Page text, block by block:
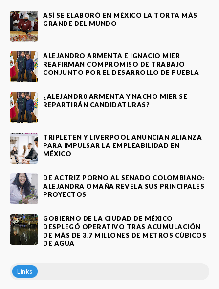
ASÍ SE ELABORÓ EN MÉXICO LA TORTA MÁS
GRANDE DEL MUNDO
ALEJANDRO ARMENTA E IGNACIO MIER
REAFIRMAN COMPROMISO DE TRABAJO
CONJUNTO POR EL DESARROLLO DE PUEBLA
¿ALEJANDR0 ARMENTA Y NACHO MIER SE
REPARTIRÁN CANDIDATURAS?
TRIPLETEN Y LIVERPOOL ANUNCIAN ALIANZA
PARA IMPULSAR LA EMPLEABILIDAD EN
MÉXICO
DE ACTRIZ PORNO AL SENADO COLOMBIANO:
ALEJANDRA OMAÑA REVELA SUS PRINCIPALES
PROYECTOS
GOBIERNO DE LA CIUDAD DE MÉXICO
DESPLEGÓ OPERATIVO TRAS ACUMULACIÓN
DE MÁS DE 3.7 MILLONES DE METROS CÚBICOS
DE AGUA
Links